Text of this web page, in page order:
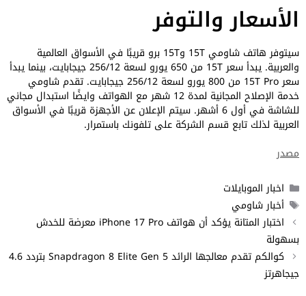
الأسعار والتوفر
سيتوفر هاتف شاومي 15T و15T برو قريبًا في الأسواق العالمية
والعربية. يبدأ سعر 15T من 650 يورو لسعة 256/12 جيجابايت، بينما يبدأ
سعر 15T Pro من 800 يورو لسعة 256/12 جيجابايت. تقدم شاومي
خدمة الإصلاح المجانية لمدة 12 شهر مع الهواتف وايضًا استبدال مجاني
للشاشة في أول 6 أشهر. سيتم الإعلان عن الأجهزة قريبًا في الأسواق
العربية لذلك تابع قسم الشركة على تلفونك باستمرار.
مصدر
التصنيفات
اخبار الموبايلات
الوسوم
أخبار شاومي
اختبار المتانة يؤكد أن هواتف iPhone 17 Pro معرضة للخدش
بسهولة
كوالكم تقدم معالجها الرائد Snapdragon 8 Elite Gen 5 بتردد 4.6
جيجاهرتز